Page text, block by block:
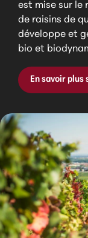
est mise sur le
de raisins de
développe et
bio et
En savoir